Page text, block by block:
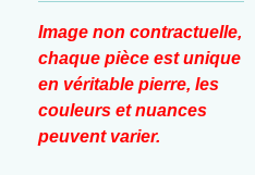
Image non contractuelle,
chaque pièce est unique
en véritable pierre, les
couleurs et nuances
peuvent varier.